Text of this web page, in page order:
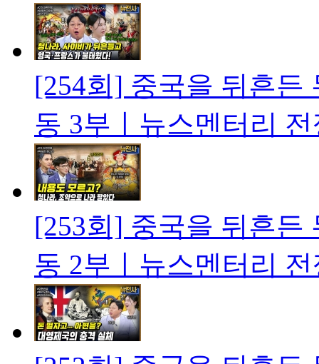
[254회] 중국을 뒤흔든
동 3부ㅣ뉴스멘터리
[253회] 중국을 뒤흔든
동 2부ㅣ뉴스멘터리